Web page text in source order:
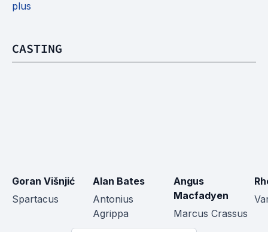
plus
CASTING
Goran Višnjić
Spartacus
Alan Bates
Antonius
Agrippa
Angus
Macfadyen
Marcus Crassus